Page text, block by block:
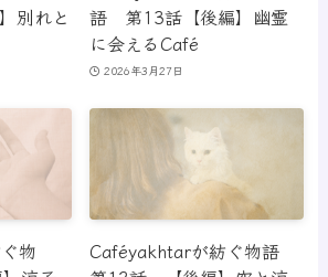
別れと
語 第13話【後編】幽霊
に会えるCafé
2026年3月27日
物
Caféyakhtarが紡ぐ物語